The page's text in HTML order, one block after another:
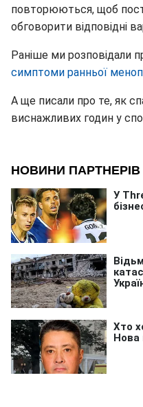
повторюються, щоб
обговорити відповідні
Раніше ми розповідали
симптоми ранньої
А ще писали про те, як
виснажливих годин у